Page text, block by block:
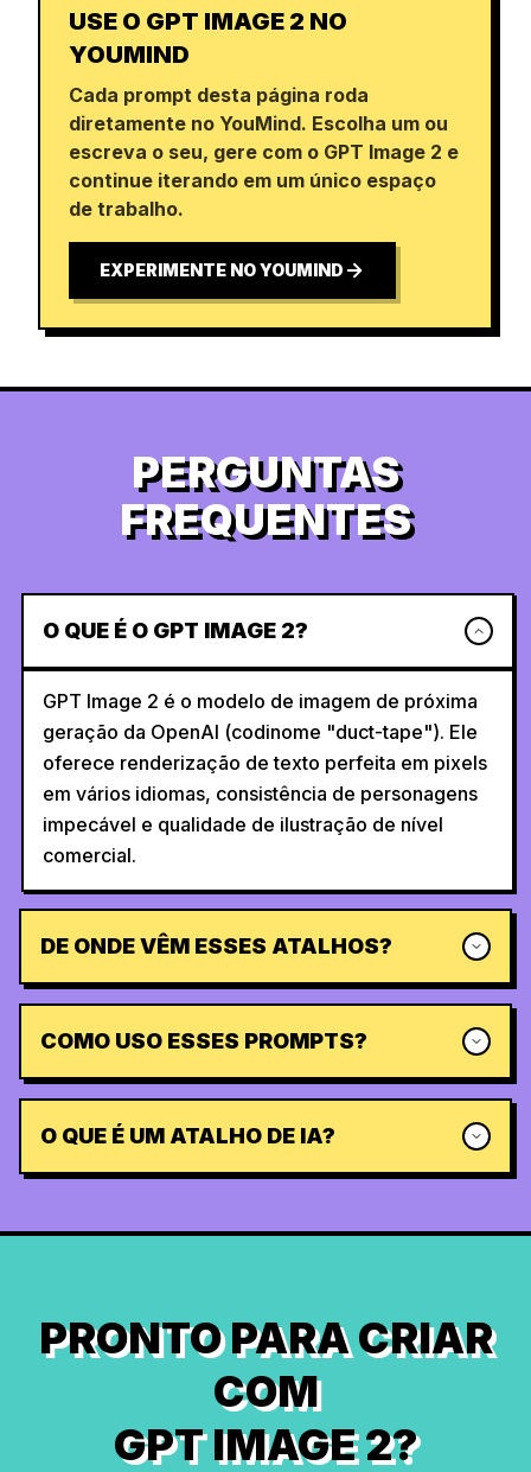
USE O GPT IMAGE 2 NO
YOUMIND
Cada prompt desta página roda
diretamente no YouMind. Escolha um ou
escreva o seu, gere com o GPT Image 2 e
continue iterando em um único espaço
de trabalho.
EXPERIMENTE NO YOUMIND
PERGUNTAS
FREQUENTES
O QUE É O GPT IMAGE 2?
GPT Image 2 é o modelo de imagem de próxima
geração da OpenAI (codinome "duct-tape"). Ele
oferece renderização de texto perfeita em pixels
em vários idiomas, consistência de personagens
impecável e qualidade de ilustração de nível
comercial.
DE ONDE VÊM ESSES ATALHOS?
COMO USO ESSES PROMPTS?
O QUE É UM ATALHO DE IA?
PRONTO PARA CRIAR
COM
GPT IMAGE 2?